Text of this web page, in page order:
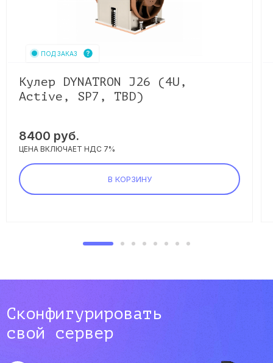
ПОД ЗАКАЗ
Кулер DYNATRON J26 (4U,
Active, SP7, TBD)
8400 руб.
ЦЕНА ВКЛЮЧАЕТ НДС 7%
В КОРЗИНУ
Сконфигурировать
свой сервер